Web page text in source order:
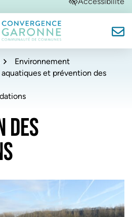
onglet)
nouvel onglet)
un nouvel onglet)
dans un nouvel onglet)
Convergence Garonne
Environnement
et prévention des
DES